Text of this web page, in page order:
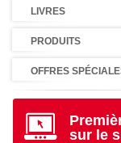
LIVRES
PRODUITS
OFFRES
sur le